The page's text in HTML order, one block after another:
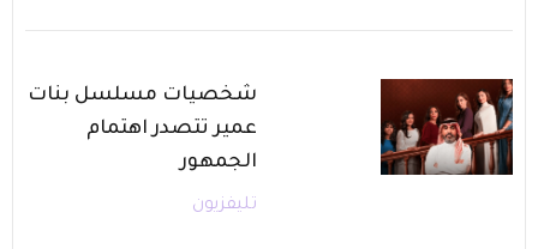
شخصيات مسلسل بنات
عمير تتصدر اهتمام
الجمهور
تليفزيون